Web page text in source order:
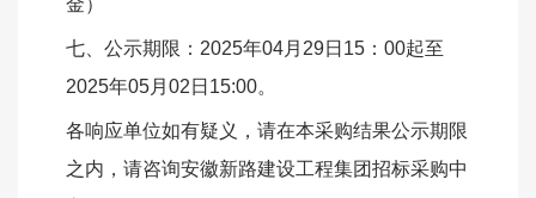
金）
七、公示期限：2025年04月29日15：00起至
2025年05月02日15:00。
各响应单位如有疑义，请在本采购结果公示期限
之内，请咨询安徽新路建设工程集团招标采购中